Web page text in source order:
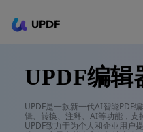
UPDF
AI Agents
用户指南
UPDF编辑
UPDF是一款新一代AI智能PDF
辑、转换、注释、AI等功能，
UPDF致力于为个人和企业用户